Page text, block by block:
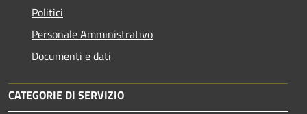
Politici
Personale Amministrativo
Documenti e dati
CATEGORIE DI SERVIZIO